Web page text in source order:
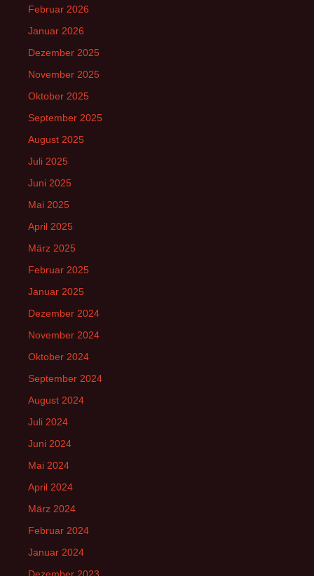
Februar 2026
Januar 2026
Dezember 2025
November 2025
Oktober 2025
September 2025
August 2025
Juli 2025
Juni 2025
Mai 2025
April 2025
März 2025
Februar 2025
Januar 2025
Dezember 2024
November 2024
Oktober 2024
September 2024
August 2024
Juli 2024
Juni 2024
Mai 2024
April 2024
März 2024
Februar 2024
Januar 2024